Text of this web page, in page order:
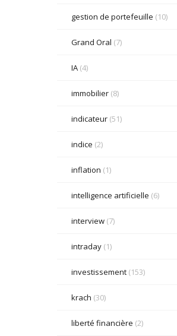
gestion de portefeuille (10)
Grand Oral (7)
IA(4)
immobilier(8)
indicateur(51)
indice (2)
inflation (1)
intelligence artificielle (6)
interview(7)
intraday(1)
investissement(153)
krach (30)
liberté financière (2)